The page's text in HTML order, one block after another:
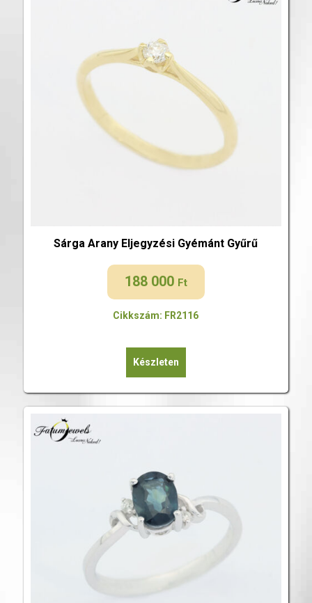
Sárga Arany Eljegyzési Gyémánt Gyűrű
188 000 Ft
Cikkszám: FR2116
Készleten